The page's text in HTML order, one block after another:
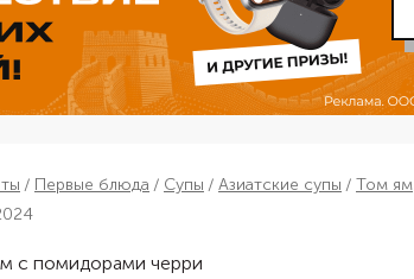
Первые блюда Супы Азиатские супы Том ям